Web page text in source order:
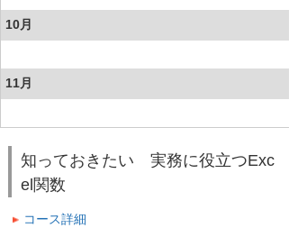
10月
11月
知っておきたい 実務に役立つExc
el関数
コース詳細